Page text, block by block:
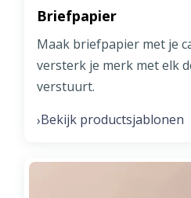
Briefpapier
Maak briefpapier met je
versterk je merk met elk
verstuurt.
›Bekijk productsjablonen